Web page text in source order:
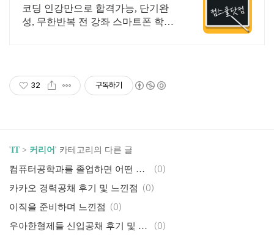
제시 기프티콘!
코딩 인강만으로 합격가능, 단기완
성, 무한반복 전 강좌 스마트폰 학습
32 구독하기
'IT> 커리어 ' 카테고리의 다른 글
컴퓨터공학과를 졸업하면 어떤 회사에 갈 수 있을까? (0)
카카오 경력공채 후기 및 느낀점 (0)
이직을 준비하며 느낀점 (0)
우아한형제들 신입공채 후기 및 느낀점 (0)